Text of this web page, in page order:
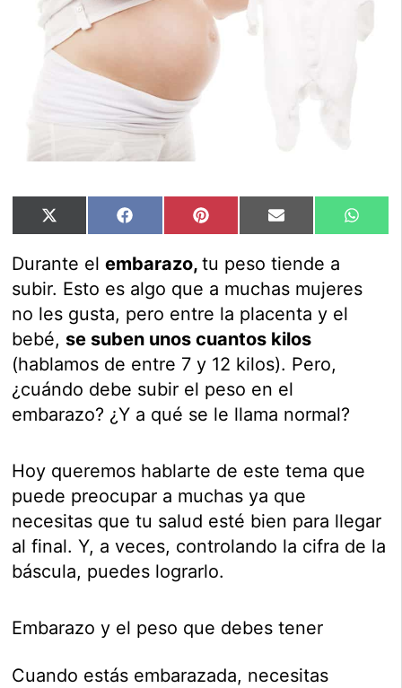
Compartir
en
X
(Twitter)
Compartir
en
Facebook Compartir
en
Pinterest Compartir
en
Email
en
Durante elembarazo,tu peso tiende a
subir. Esto es algo que a muchas mujeres
no les gusta, pero entre la placenta y el
bebé, se suben unos cuantos kilos
(hablamos de entre 7 y 12 kilos). Pero,
¿cuándo debe subir el peso en el
embarazo? ¿Y a qué se le llama normal?
Hoy queremos hablarte de este tema que
puede preocupar a muchas ya que
necesitas que tu salud esté bien para llegar
al final. Y, a veces, controlando la cifra de la
báscula, puedes lograrlo.
Embarazo y el peso que debes tener
Cuando estás embarazada, necesitas